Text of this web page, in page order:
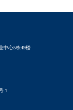
中心5栋49楼
-1